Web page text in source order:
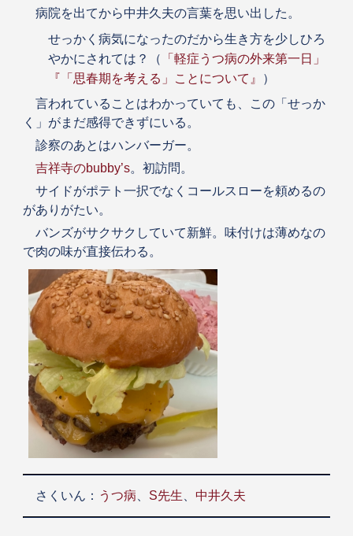
病院を出てから中井久夫の言葉を思い出した。
せっかく病気になったのだから生き方を少しひろ
やかにされては？（
「軽症うつ病の外来第一日」
『「思春期を考える」ことについて』
）
言われていることはわかっていても、この「せっか
く」がまだ感得できずにいる。
診察のあとはハンバーガー。
吉祥寺のbubby’s。初訪問。
サイドがポテト一択でなくコールスローを頼めるの
がありがたい。
バンズがサクサクしていて新鮮。味付けは薄めなの
で肉の味が直接伝わる。
さくいん： うつ病、 S先生、 中井久夫